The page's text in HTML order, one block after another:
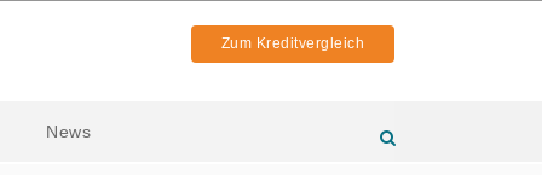
Zum Kreditvergleich
News